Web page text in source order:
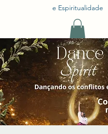
e Espiritualidade